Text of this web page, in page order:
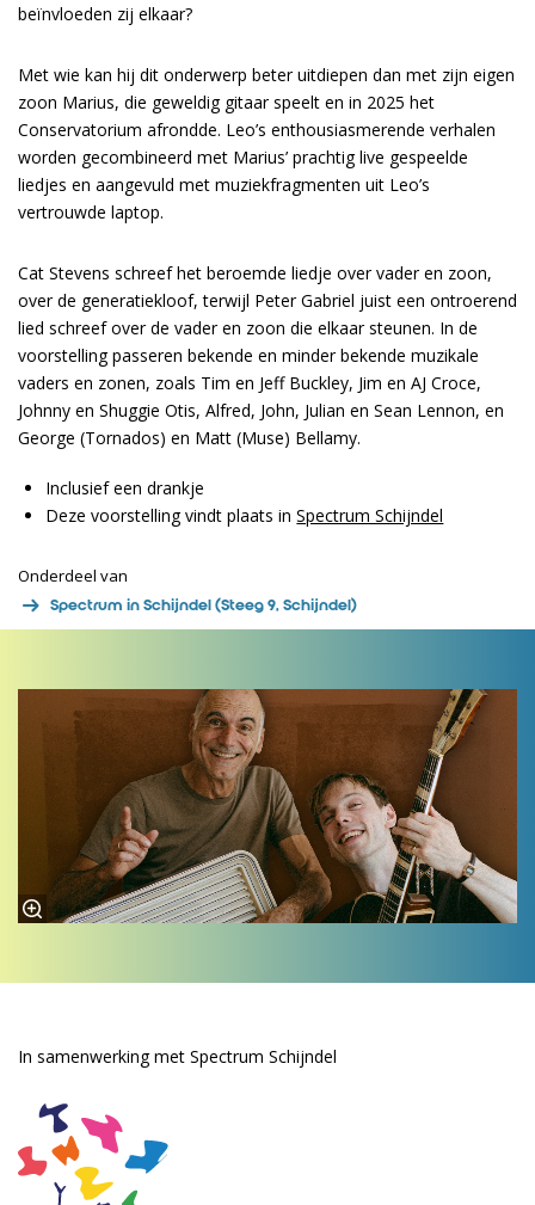
beïnvloeden zij elkaar?
Met wie kan hij dit onderwerp beter uitdiepen dan met zijn eigen
zoon Marius, die geweldig gitaar speelt en in 2025 het
Conservatorium afrondde. Leo’s enthousiasmerende verhalen
worden gecombineerd met Marius’ prachtig live gespeelde
liedjes en aangevuld met muziekfragmenten uit Leo’s
vertrouwde laptop.
Cat Stevens schreef het beroemde liedje over vader en zoon,
over de generatiekloof, terwijl Peter Gabriel juist een ontroerend
lied schreef over de vader en zoon die elkaar steunen. In de
voorstelling passeren bekende en minder bekende muzikale
vaders en zonen, zoals Tim en Jeff Buckley, Jim en AJ Croce,
Johnny en Shuggie Otis, Alfred, John, Julian en Sean Lennon, en
George (Tornados) en Matt (Muse) Bellamy.
Inclusief een drankje
Deze voorstelling vindt plaats inSpectrum Schijndel
Onderdeel van
Spectrum in Schijndel (Steeg 9, Schijndel)
In samenwerking met Spectrum Schijndel